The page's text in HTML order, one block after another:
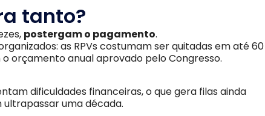
tanto?
postergam o pagamento.
as RPVs costumam ser quitadas em até 60
orçamento anual aprovado pelo Congresso.
dificuldades financeiras, o que gera filas ainda
uma década.